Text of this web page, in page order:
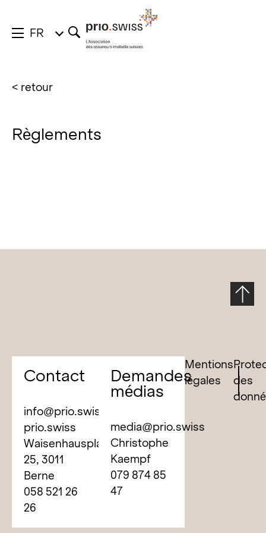
FR
< retour
Règlements
Contact
info@prio.swiss
prio.swiss
Waisenhausplatz
25, 3011
Berne
058 521 26
26
Demandes
médias
media@prio.swiss
Christophe
Kaempf
079 874 85
47
Mentions
légales
des